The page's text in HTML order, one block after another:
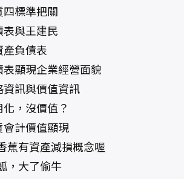
標準把關
與王建民
負債表
顯現企業經營面貌
訊與價值資訊
，沒價值？
計價值顯現
有資產減損概念喔
大了偷牛